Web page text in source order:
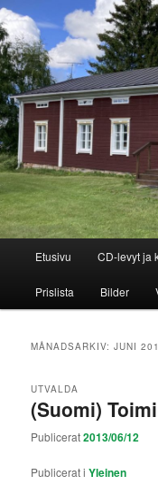
Hoppa
till
primärt
innehåll
Hoppa
till
sekundärt
innehållJukintuvan
(Suomi) bed and
Etusivu CD-levyt ja
Prislista Bilder
MÅNADSARKIV:JUNI
(Suomi)
UTVALDA
Publicerat2013/06/12
Publicerat i Yleinen